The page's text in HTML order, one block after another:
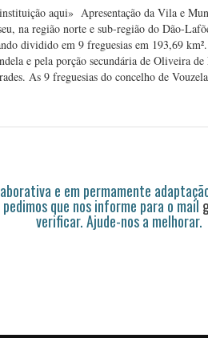
aqui» Apresentação da Vila e
na região norte e sub-região do Dão-
dividido em 9 freguesias em 193,69
e pela porção secundária de Oliveira de
As 9 freguesias do concelho de
e em permamente
que nos informe para o mail
verificar. Ajude-nos a melhorar.